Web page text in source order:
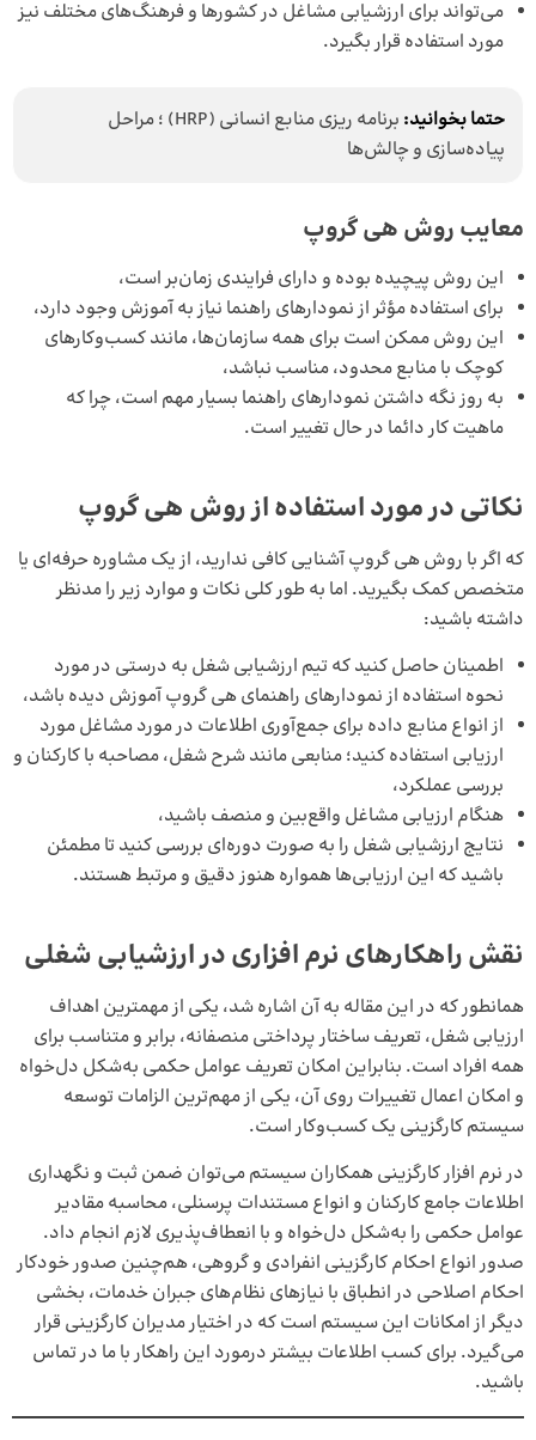
می‌تواند برای ارزشیابی مشاغل در کشورها و فرهنگ‌های مختلف نیز
مورد استفاده قرار بگیرد.
حتما بخوانید:
برنامه ‌ریزی منابع انسانی (HRP) ؛ مراحل
پیاده‌سازی و چالش‌ها
معایب روش هی گروپ
این روش پیچیده بوده و دارای فرایندی زمان‌بر است،
برای استفاده مؤثر از نمودارهای راهنما نیاز به آموزش وجود دارد،
این روش ممکن است برای همه سازمان‌ها، مانند کسب‌وکارهای
کوچک با منابع محدود، مناسب نباشد،
به روز نگه داشتن نمودارهای راهنما بسیار مهم است، چرا که
ماهیت کار دائما در حال تغییر است.
نکاتی در مورد استفاده از روش هی گروپ
که اگر با روش هی گروپ آشنایی کافی ندارید، از یک مشاوره حرفه‌ای یا
متخصص کمک بگیرید. اما به طور کلی نکات و موارد زیر را مدنظر
داشته باشید:
اطمینان حاصل کنید که تیم ارزشیابی شغل به درستی در مورد
نحوه استفاده از نمودارهای راهنمای هی گروپ آموزش دیده باشد،
از انواع منابع داده برای جمع‌آوری اطلاعات در مورد مشاغل مورد
ارزیابی استفاده کنید؛ منابعی مانند شرح شغل، مصاحبه با کارکنان و
بررسی عملکرد،
هنگام ارزیابی مشاغل واقع‌بین و منصف باشید،
نتایج ارزشیابی شغل را به صورت دوره‌ای بررسی کنید تا مطمئن
باشید که این ارزیابی‌ها همواره هنوز دقیق و مرتبط هستند.
نقش راهکارهای نرم افزاری در ارزشیابی شغلی
همانطور که در این مقاله به آن اشاره شد، یکی از مهمترین اهداف
ارزیابی شغل، تعریف ساختار پرداختی منصفانه، برابر و متناسب برای
همه افراد است. بنابراین امکان تعریف عوامل حکمی به‌شکل دل‌خواه
و امکان اعمال تغییرات روی آن، یکی از مهم‌ترین الزامات توسعه‌
سیستم کارگزینی یک کسب‌وکار است.
درنرم افزار کارگزینیهمکاران سیستم می‌توان ضمن ثبت و نگهداری
اطلاعات جامع کارکنان و انواع مستندات پرسنلی، محاسبه مقادیر
عوامل حکمی را به‌شکل دل‌خواه و با انعطاف‌پذیری لازم انجام داد.
صدور انواع احکام کارگزینی انفرادی و گروهی، هم‌چنین صدور خودکار
احکام اصلاحی در انطباق با نیازهای نظام‌های جبران خدمات، بخشی
دیگر از امکانات این سیستم است که در اختیار مدیران کارگزینی قرار
می‌گیرد. برای کسب اطلاعات بیشتر درمورد این راهکار با ما در تماس
باشید.